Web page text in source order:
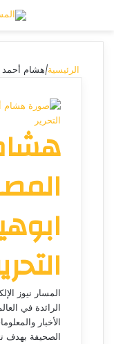
تسجيل الدخول
الرئيسية|هشام أحمد
المسار نيوز
الرائدة في
الأخبار
الصحيفة بهدف